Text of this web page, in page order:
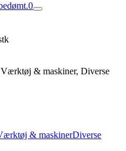
0
& maskiner, Diverse
& maskinerDiverse